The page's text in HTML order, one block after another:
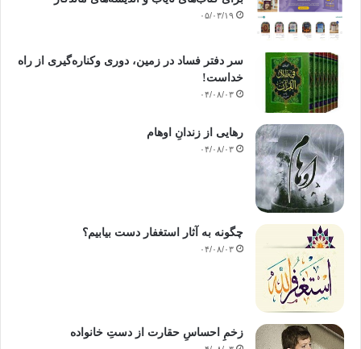
۰۵/۰۳/۱۹
سر دفتر فساد در زمین‌، دوری وکناره‌گیری از راه
خداست‌!
۰۴/۰۸/۰۳
رهایی از زندانِ اوهام
۰۴/۰۸/۰۳
چگونه به آثار استغفار دست بیابیم؟
۰۴/۰۸/۰۳
زخمِ احساسِ حقارت از دستِ خانواده